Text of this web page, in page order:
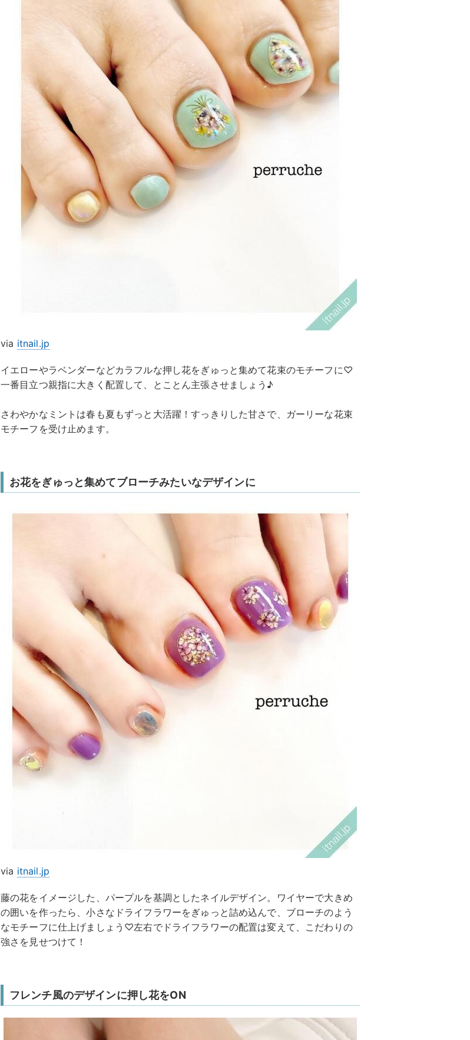
via itnail.jp
イエローやラベンダーなどカラフルな押し花をぎゅっと集めて花束のモチーフに♡
一番目立つ親指に大きく配置して、とことん主張させましょう♪
さわやかなミントは春も夏もずっと大活躍！すっきりした甘さで、ガーリーな花束
モチーフを受け止めます。
お花をぎゅっと集めてブローチみたいなデザインに
via itnail.jp
藤の花をイメージした、パープルを基調としたネイルデザイン。ワイヤーで大きめ
の囲いを作ったら、小さなドライフラワーをぎゅっと詰め込んで、ブローチのよう
なモチーフに仕上げましょう♡左右でドライフラワーの配置は変えて、こだわりの
強さを見せつけて！
フレンチ風のデザインに押し花をON